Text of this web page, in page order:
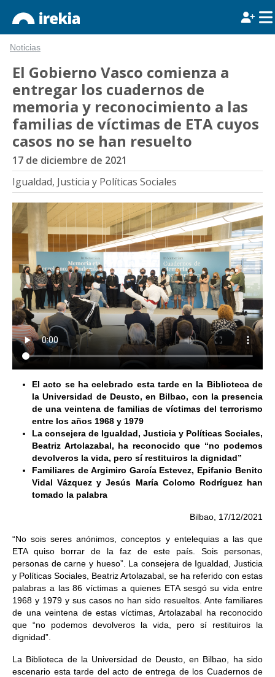
Noticias
El Gobierno Vasco comienza a
entregar los cuadernos de
memoria y reconocimiento a las
familias de víctimas de ETA cuyos
casos no se han resuelto
17 de diciembre de 2021
Igualdad, Justicia y Políticas Sociales
El acto se ha celebrado esta tarde en la Biblioteca de
la Universidad de Deusto, en Bilbao, con la presencia
de una veintena de familias de víctimas del terrorismo
entre los años 1968 y 1979
La consejera de Igualdad, Justicia y Políticas Sociales,
Beatriz Artolazabal, ha reconocido que “no podemos
devolveros la vida, pero sí restituiros la dignidad”
Familiares de Argimiro García Estevez, Epifanio Benito
Vidal Vázquez y Jesús María Colomo Rodríguez han
tomado la palabra
Bilbao, 17/12/2021
“No sois seres anónimos, conceptos y entelequias a las que
ETA quiso borrar de la faz de este país. Sois personas,
personas de carne y hueso”. La consejera de Igualdad, Justicia
y Políticas Sociales, Beatriz Artolazabal, se ha referido con estas
palabras a las 86 víctimas a quienes ETA sesgó su vida entre
1968 y 1979 y sus casos no han sido resueltos. Ante familiares
de una veintena de estas víctimas, Artolazabal ha reconocido
que “no podemos devolveros la vida, pero sí restituiros la
dignidad”.
La Biblioteca de la Universidad de Deusto, en Bilbao, ha sido
escenario esta tarde del acto de entrega de los Cuadernos de